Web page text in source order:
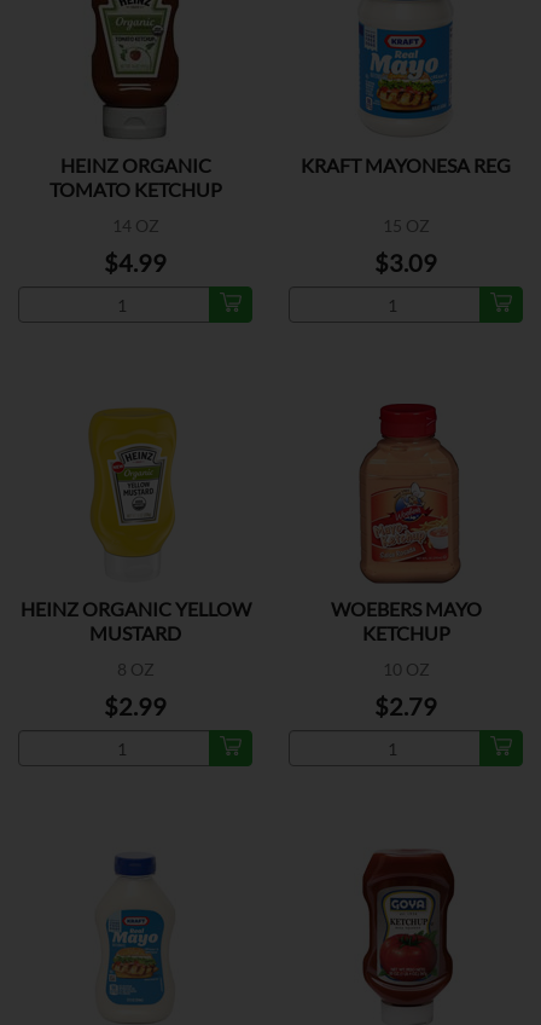
HEINZ ORGANIC
TOMATO KETCHUP
14 OZ
$4.99
KRAFT MAYONESA REG
15 OZ
$3.09
HEINZ ORGANIC YELLOW
MUSTARD
8 OZ
$2.99
WOEBERS MAYO
KETCHUP
10 OZ
$2.79